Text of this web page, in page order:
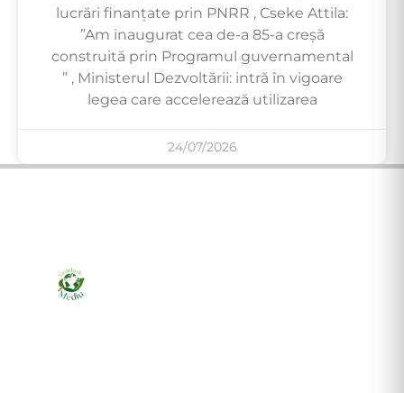
lucrări finanțate prin PNRR , Cseke Attila:
”Am inaugurat cea de-a 85-a creșă
construită prin Programul guvernamental
” , Ministerul Dezvoltării: intră în vigoare
legea care accelerează utilizarea
24/07/2026